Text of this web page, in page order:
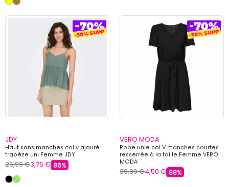
JDY
Haut sans manches col v ajouré
trapèze uni Femme JDY
26,99 €3,75 € 86%
VERO MODA
Robe unie col V manches courtes
resserrée à la taille Femme VERO
MODA
39,99 €4,50 € 88%